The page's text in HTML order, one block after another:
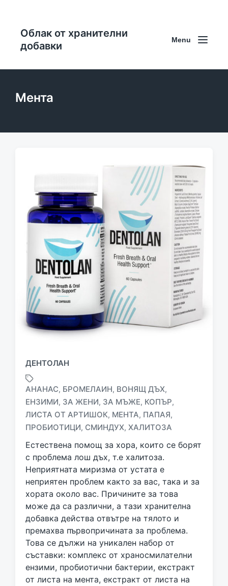
Облак от хранителни
добавки
Menu
Мента
ДЕНТОЛАН
a
g
g
d
w
i
t
h
АНАНАС, БРОМЕЛАИН, ВОНЯЩ ДЪХ,
ЕНЗИМИ, ЗА ЖЕНИ, ЗА МЪЖЕ, КОПЪР,
ЛИСТА ОТ АРТИШОК, МЕНТА, ПАПАЯ,
ПРОБИОТИЦИ, СМИНДУХ, ХАЛИТОЗА
Естествена помощ за хора, които се борят
с проблема лош дъх, т.е халитоза.
Неприятната миризма от устата е
неприятен проблем както за вас, така и за
хората около вас. Причините за това
може да са различни, а тази хранителна
добавка действа отвътре на тялото и
премахва първопричината за проблема.
Това се дължи на уникален набор от
съставки: комплекс от храносмилателни
ензими, пробиотични бактерии, екстракт
от листа на мента, екстракт от листа на